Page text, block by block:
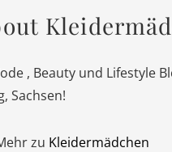
, Beauty und Lifestyle
Sachsen!
zu Kleidermädchen